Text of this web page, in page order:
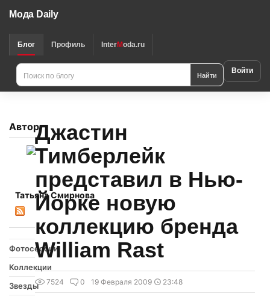
Мода Daily
Блог Профиль InterModa.ru
Найти Войти
Автор
Татьяна Смирнова
Фотосессии
Коллекции
Звезды
Джастин
Тимберлейк
представил в Нью-
Йорке новую
коллекцию бренда
William Rast
7524 0 19 Февраля 2009 23:48